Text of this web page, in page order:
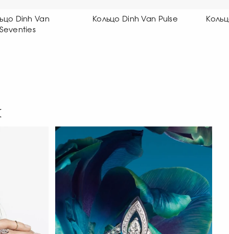
Dinh Van Pulse Кольцо Dinh Van Maillon